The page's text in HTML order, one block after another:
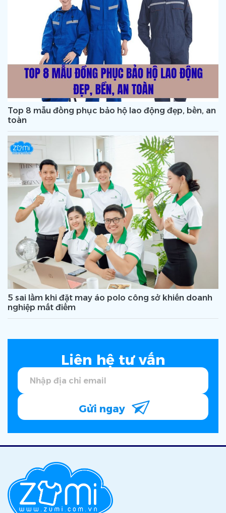
Top 8 mẫu đồng phục bảo hộ lao động đẹp, bền, an
toàn
5 sai lầm khi đặt may áo polo công sở khiến doanh
nghiệp mất điểm
Liên hệ tư vấn
Gửi ngay